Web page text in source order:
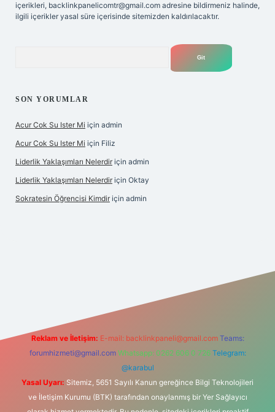
içerikleri, backlinkpanelicomtr@gmail.com adresine bildirmeniz halinde,
ilgili içerikler yasal süre içerisinde sitemizden kaldırılacaktır.
SON YORUMLAR
Acur Cok Su Ister Mi için admin
Acur Cok Su Ister Mi için Filiz
Liderlik Yaklaşımları Nelerdir için admin
Liderlik Yaklaşımları Nelerdir için Oktay
Sokratesin Öğrencisi Kimdir için admin
Reklam ve İletişim: E-mail: backlinkpaneli@gmail.com Teams:
forumhizmeti@gmail.com Whatsapp: 0262 606 0 726 Telegram:
@karabul
Yasal Uyarı: Sitemiz, 5651 Sayılı Kanun gereğince Bilgi Teknolojileri
ve İletişim Kurumu (BTK) tarafından onaylanmış bir Yer Sağlayıcı